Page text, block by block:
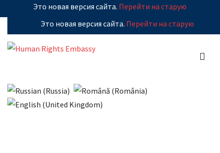
Это новая версия сайта. Перейти на старую
Это новая версия сайта. Перейти на старую